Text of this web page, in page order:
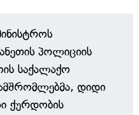
პოლიციის
საქალაქო
დიდი
ქურდობის